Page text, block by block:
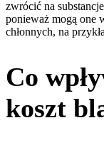
zwrócić na
ponieważ mogą one
chłonnych, na
Co
koszt